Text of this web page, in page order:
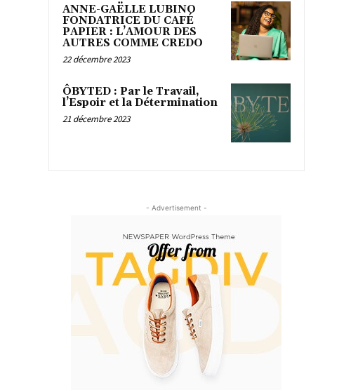
ANNE-GAËLLE LUBINO
FONDATRICE DU CAFÉ
PAPIER : L’AMOUR DES
AUTRES COMME CREDO
22 décembre 2023
ÔBYTED : Par le Travail,
l’Espoir et la Détermination
21 décembre 2023
- Advertisement -